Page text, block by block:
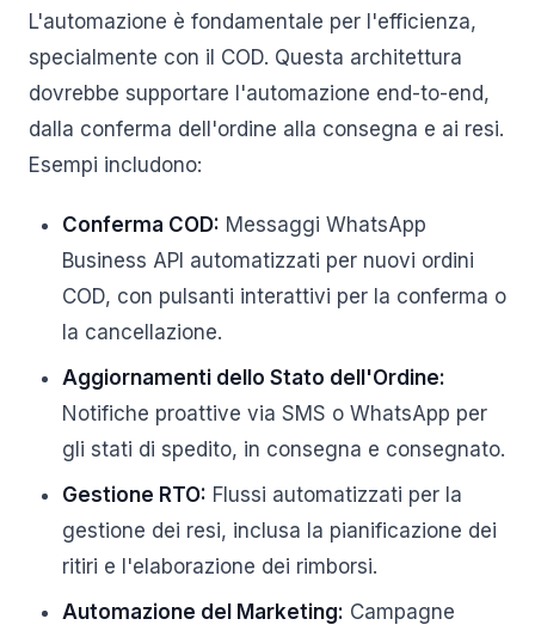
L'automazione è fondamentale per l'efficienza,
specialmente con il COD. Questa architettura
dovrebbe supportare l'automazione end-to-end,
dalla conferma dell'ordine alla consegna e ai resi.
Esempi includono:
Conferma COD: Messaggi WhatsApp
Business API automatizzati per nuovi ordini
COD, con pulsanti interattivi per la conferma o
la cancellazione.
Aggiornamenti dello Stato dell'Ordine:
Notifiche proattive via SMS o WhatsApp per
gli stati di spedito, in consegna e consegnato.
Gestione RTO: Flussi automatizzati per la
gestione dei resi, inclusa la pianificazione dei
ritiri e l'elaborazione dei rimborsi.
Automazione del Marketing: Campagne